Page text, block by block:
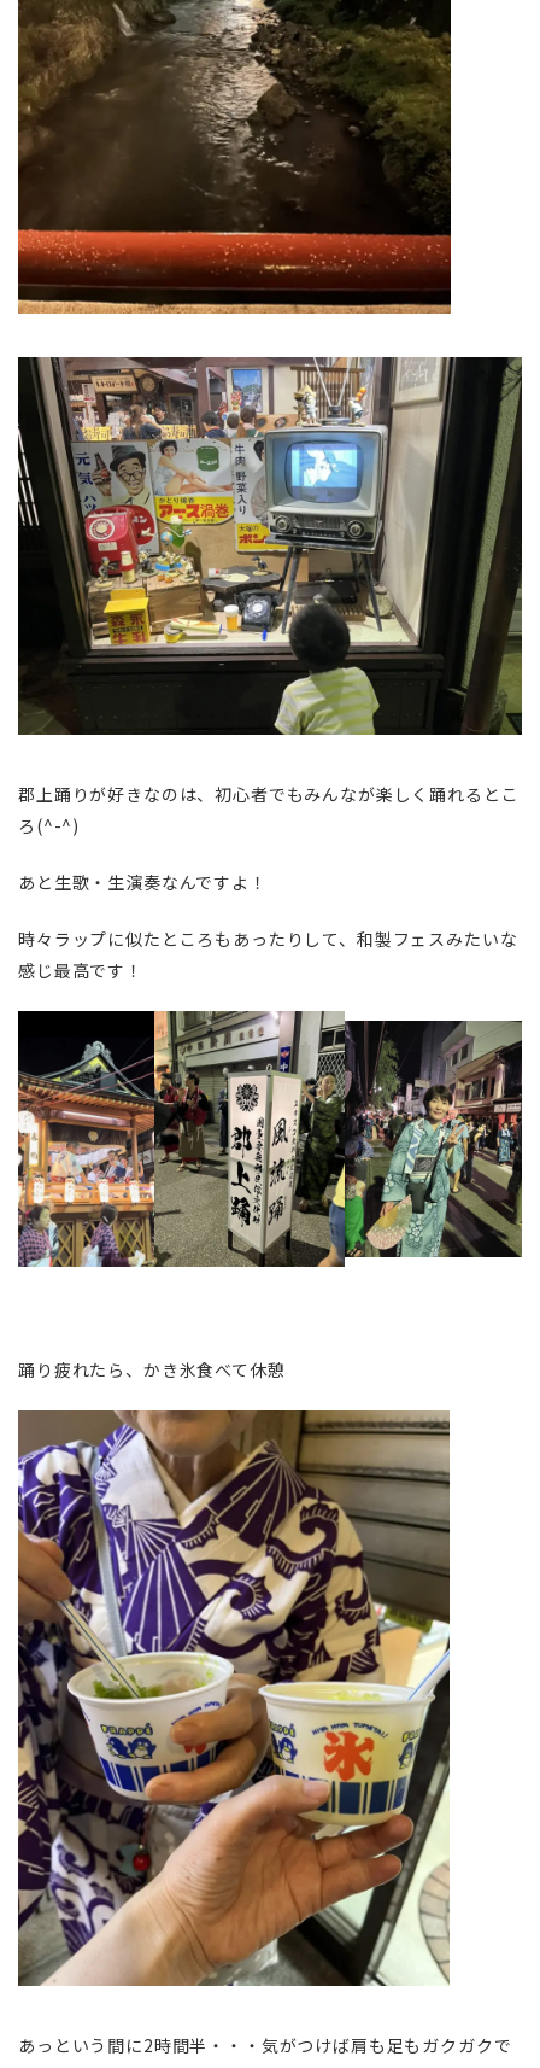
郡上踊りが好きなのは、初心者でもみんなが楽しく踊れるとこ
ろ(^-^)
あと生歌・生演奏なんですよ！
時々ラップに似たところもあったりして、和製フェスみたいな
感じ最高です！
踊り疲れたら、かき氷食べて休憩
あっという間に2時間半・・・気がつけば肩も足もガクガクで